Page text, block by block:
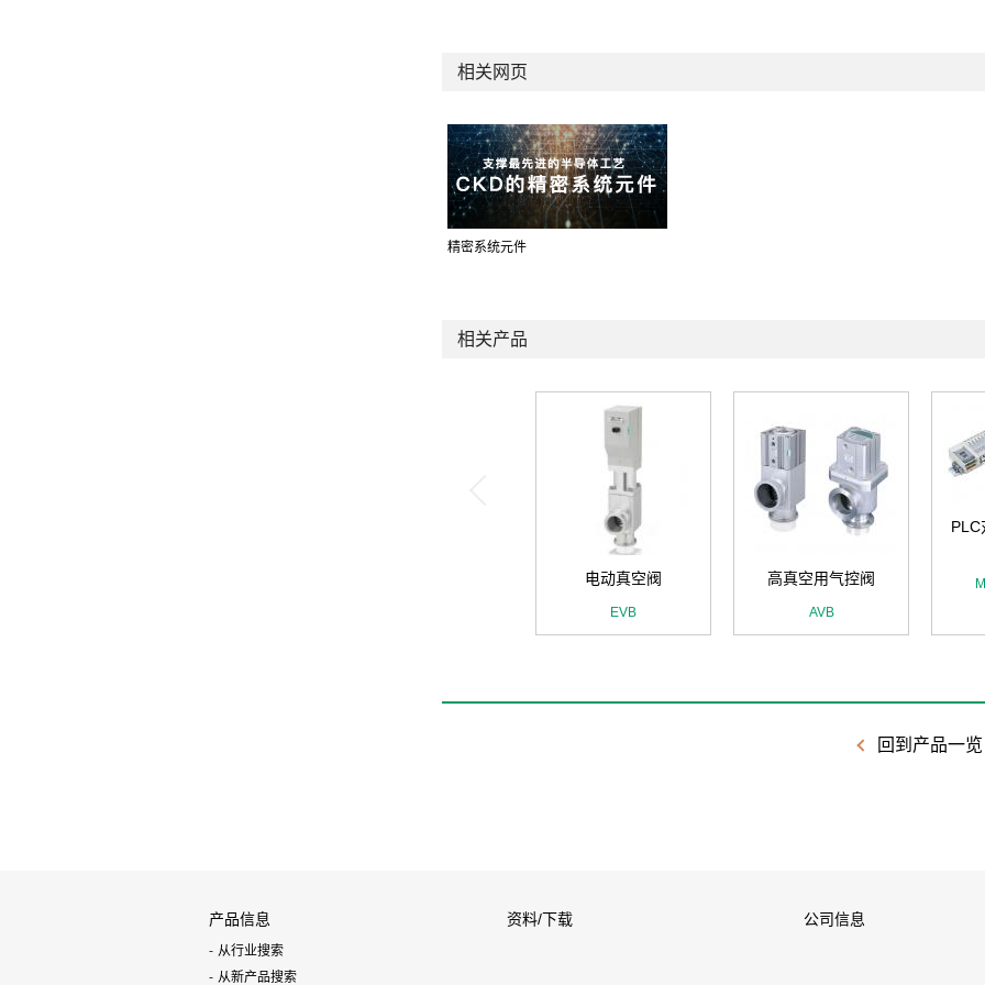
相关网页
精密系统元件
相关产品
电动真空阀
EVB
高真空用气控阀
AVB
PLC
回到产品一览
产品信息
从行业搜索
从新产品搜索
资料/下载 公司信息